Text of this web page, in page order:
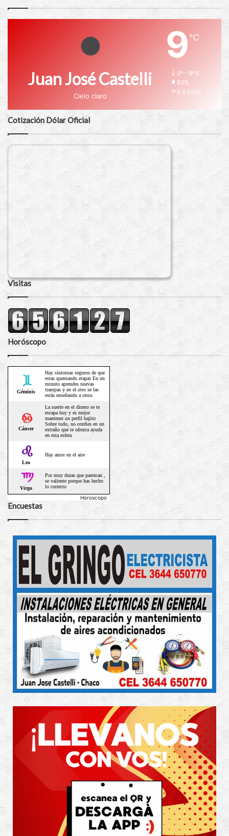
Juan José Castelli
Cielo claro
9℃
9º - 9º%
83%
9.6 km/h
Cotización Dólar Oficial
Visitas
Horóscopo
Horoscopo
Encuestas